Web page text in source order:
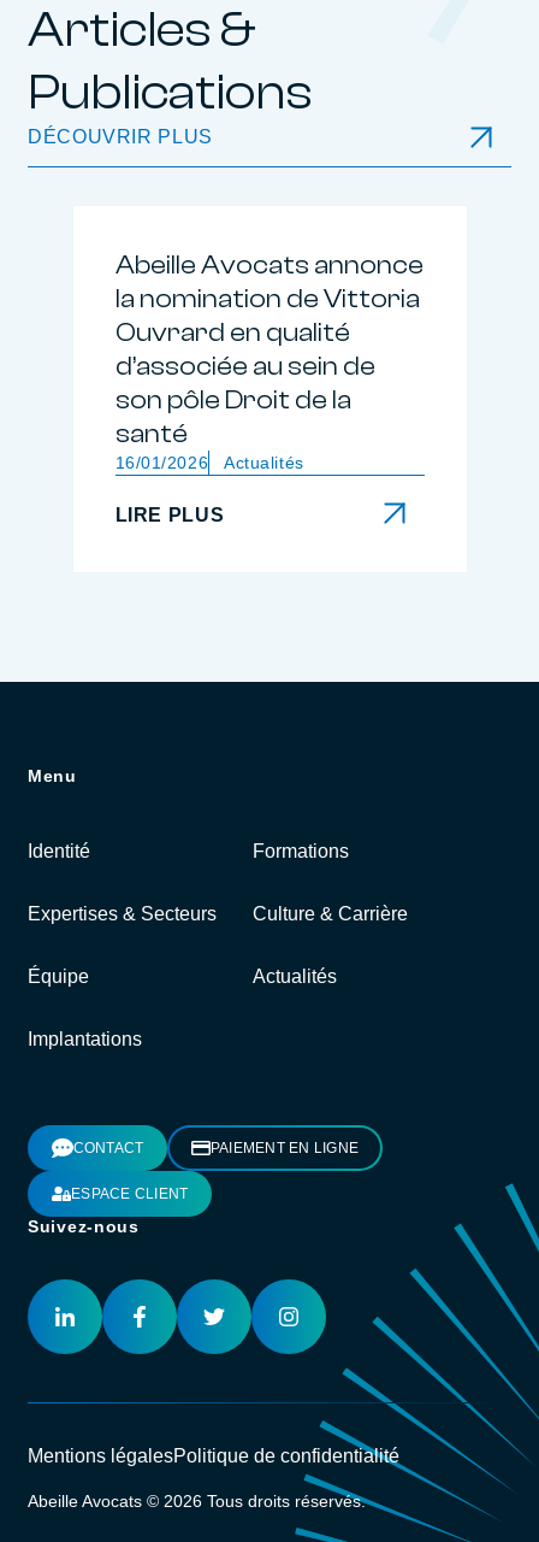
Articles &
Publications
DÉCOUVRIR PLUS
Abeille Avocats annonce
la nomination de Vittoria
Ouvrard en qualité
d’associée au sein de
son pôle Droit de la
santé
16/01/2026 Actualités
LIRE PLUS
Menu
Identité Formations
Expertises & Secteurs Culture & Carrière
Équipe Actualités
Implantations
CONTACT PAIEMENT EN LIGNE
ESPACE CLIENT
Suivez-nous
Mentions légalesPolitique de confidentialité
Abeille Avocats © 2026 Tous droits réservés.